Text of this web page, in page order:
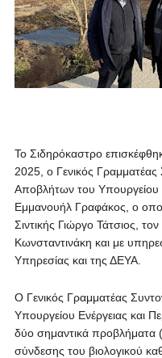
Το Σιδηρόκαστρο
2025, ο Γενικός Γραμματέας
Αποβλήτων του Υπουργείου
Εμμανουήλ Γραφάκος, ο
Σιντικής Γιώργο Τάτσιος,
Κωνσταντινάκη και με
Υπηρεσίας και της ΔΕΥΑ.
Ο Γενικός Γραμματέας
Υπουργείου Ενέργειας και
δύο σημαντικά προβλήματα
σύνδεσης του βιολογικού